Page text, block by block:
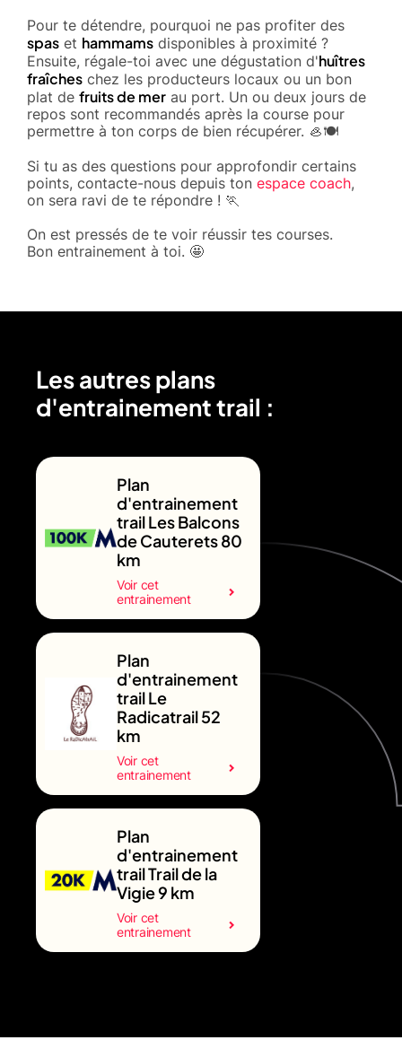
Pour te détendre, pourquoi ne pas profiter des
spas et hammams disponibles à proximité ?
Ensuite, régale-toi avec une dégustation d'huîtres
fraîches chez les producteurs locaux ou un bon
plat de fruits de mer au port. Un ou deux jours de
repos sont recommandés après la course pour
permettre à ton corps de bien récupérer. 🦪🍽️
Si tu as des questions pour approfondir certains
points, contacte-nous depuis ton espace coach,
on sera ravi de te répondre ! 🏃
On est pressés de te voir réussir tes courses.
Bon entrainement à toi. 🤩
Les autres plans
d'entrainement trail :
Plan
d'entrainement
trail Les Balcons
de Cauterets 80
km
Voir cet
entrainement
Plan
d'entrainement
trail Le
Radicatrail 52
km
Voir cet
entrainement
Plan
d'entrainement
trail Trail de la
Vigie 9 km
Voir cet
entrainement